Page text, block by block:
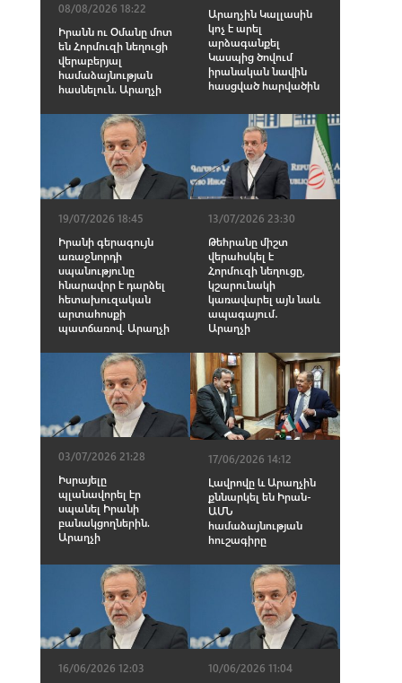
08/08/2026 18:22
Իրանն ու Օմանը մոտ
են Հորմուզի նեղուցի
վերաբերյալ
համաձայնության
հասնելուն. Արաղչի
Արաղչին Կալլասին
կոչ է արել
արձագանքել
Կասպից ծովում
իրանական նավին
հասցված hարվածին
19/07/2026 18:45
Իրանի գերագույն
առաջնորդի
սպանnւթյունը
հնարավոր է դարձել
հետախուզական
արտահոսքի
պատճառով. Արաղչի
13/07/2026 23:30
Թեհրանը միշտ
վերահսկել է
Հորմուզի նեղուցը,
կշարունակի
կառավարել այն նաև
ապագայում․
Արաղչի
03/07/2026 21:28
Իսրայելը
պլանավորել էր
uպանել Իրանի
բանակցողներին.
Արաղչի
17/06/2026 14:12
Լավրովը և Արաղչին
քննարկել են Իրան-
ԱՄՆ
համաձայնության
հուշագիրը
16/06/2026 12:03
10/06/2026 11:04